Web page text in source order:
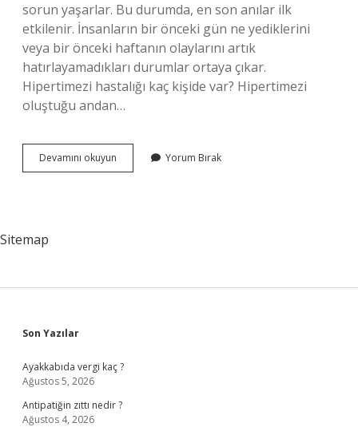
sorun yaşarlar. Bu durumda, en son anılar ilk
etkilenir. İnsanların bir önceki gün ne yediklerini
veya bir önceki haftanın olaylarını artık
hatırlayamadıkları durumlar ortaya çıkar.
Hipertimezi hastalığı kaç kişide var? Hipertimezi
oluştuğu andan…
Devamını okuyun
Gibi
Yorum Bırak
Sitemap
Sidebar
Son Yazılar
Ayakkabıda vergi kaç ?
Ağustos 5, 2026
Antipatiğin zıttı nedir ?
Ağustos 4, 2026